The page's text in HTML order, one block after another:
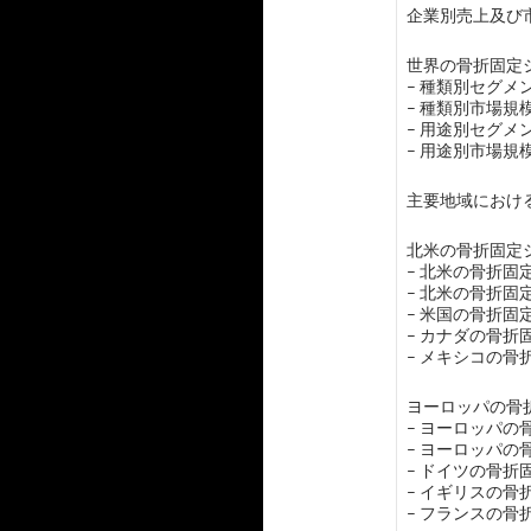
企業別売上及び
世界の骨折固定
– 種類別セグメ
– 種類別市場規
– 用途別セグメ
– 用途別市場規
主要地域におけ
北米の骨折固定
– 北米の骨折固
– 北米の骨折固
– 米国の骨折固
– カナダの骨折
– メキシコの骨
ヨーロッパの骨
– ヨーロッパの
– ヨーロッパの
– ドイツの骨折
– イギリスの骨
– フランスの骨